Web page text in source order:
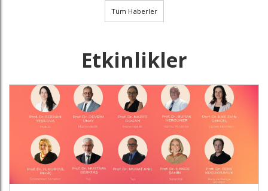
Tüm Haberler
Etkinlikler